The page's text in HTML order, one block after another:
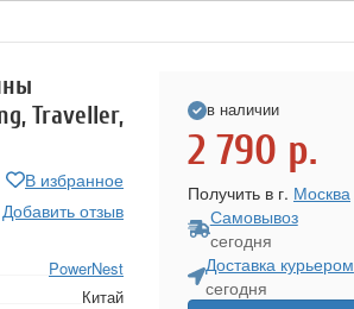
Traveller,
В избранное
Добавить отзыв
PowerNest
Китай
в наличии
2 790 р.
Получить в г. Москва
Самовывоз
сегодня
Доставка курьером
сегодня